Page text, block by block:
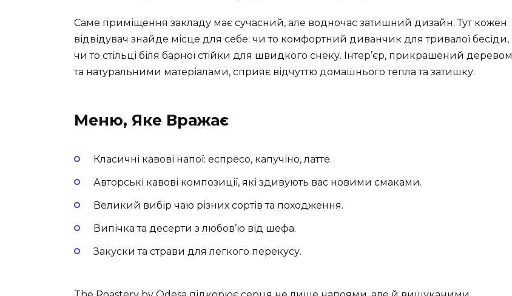
Саме приміщення закладу має сучасний, але водночас затишний дизайн. Тут кожен
відвідувач знайде місце для себе: чи то комфортний диванчик для тривалої бесіди,
чи то стільці біля барної стійки для швидкого снеку. Інтер’єр, прикрашений деревом
та натуральними матеріалами, сприяє відчуттю домашнього тепла та затишку.
Меню, Яке Вражає
Класичні кавові напої: еспресо, капучіно, латте.
Авторські кавові композиції, які здивують вас новими смаками.
Великий вибір чаю різних сортів та походження.
Випічка та десерти з любов’ю від шефа.
Закуски та страви для легкого перекусу.